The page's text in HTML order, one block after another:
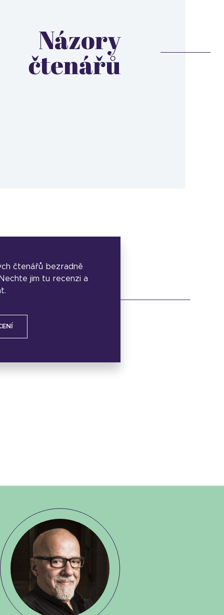
Názory
čtenářů
čtenářů bezradně
jim tu recenzi a